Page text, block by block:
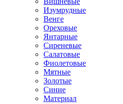
Изумрудные
Венге
Ореховые
Янтарные
Сиреневые
Салатовые
Фиолетовые
Мятные
Золотые
Синие
Материал